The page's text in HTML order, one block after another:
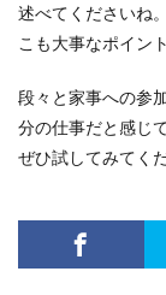
述べてくださいね
こも大事なポイン
段々と家事への参
分の仕事だと感じ
ぜひ試してみてく